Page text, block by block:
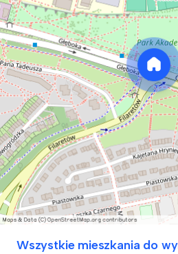
Wszystkie mieszkania do